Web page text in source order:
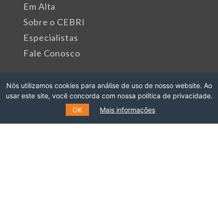
Rua Marquês de São Vicente, 389
Gávea, Rio de Janeiro - RJ
Cep: 22451-047
Em Alta
Sobre o CEBRI
Especialistas
Fale Conosco
Nós utilizamos cookies para análise de uso de nosso website. Ao
usar este site, você concorda com nossa política de privacidade.
OK
Mais informações